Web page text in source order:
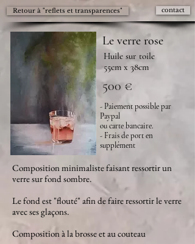
Retour à "reflets et transparences" contact
Le verre rose
Huile sur toile
55cm x 38cm
500 €
- Paiement possible par
Paypal
ou carte bancaire.
- Frais de port en
supplément
Composition minimaliste faisant ressortir un
verre sur fond sombre.
Le fond est "flouté" afin de faire ressortir le verre
avec ses glaçons.
Composition à la brosse et au couteau